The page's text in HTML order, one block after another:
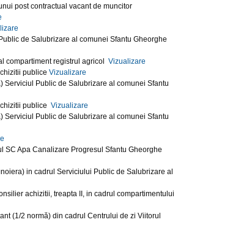
post contractual vacant de muncitor
de Salubrizare al comunei Sfantu Gheorghe
compartiment registrul agricol Vizualizare
publice Vizualizare
Serviciul Public de Salubrizare al comunei Sfantu
publice Vizualizare
Serviciul Public de Salubrizare al comunei Sfantu
Apa Canalizare Progresul Sfantu Gheorghe
in cadrul Serviciului Public de Salubrizare al
achizitii, treapta II, in cadrul compartimentului
(1/2 normă) din cadrul Centrului de zi Viitorul